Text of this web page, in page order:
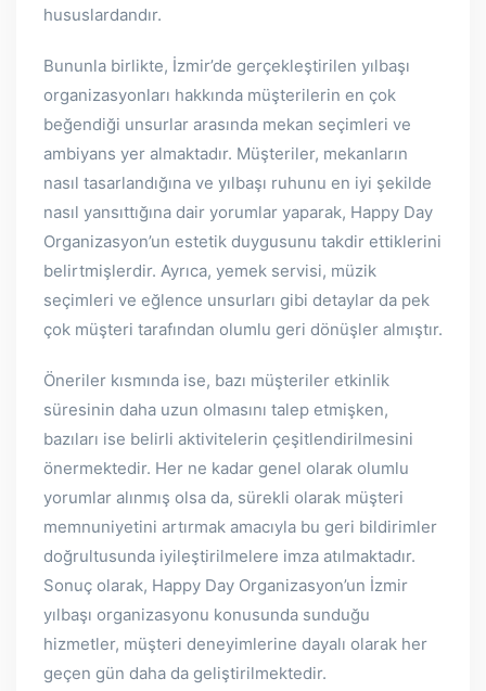
hususlardandır.
Bununla birlikte, İzmir’de gerçekleştirilen yılbaşı
organizasyonları hakkında müşterilerin en çok
beğendiği unsurlar arasında mekan seçimleri ve
ambiyans yer almaktadır. Müşteriler, mekanların
nasıl tasarlandığına ve yılbaşı ruhunu en iyi şekilde
nasıl yansıttığına dair yorumlar yaparak, Happy Day
Organizasyon’un estetik duygusunu takdir ettiklerini
belirtmişlerdir. Ayrıca, yemek servisi, müzik
seçimleri ve eğlence unsurları gibi detaylar da pek
çok müşteri tarafından olumlu geri dönüşler almıştır.
Öneriler kısmında ise, bazı müşteriler etkinlik
süresinin daha uzun olmasını talep etmişken,
bazıları ise belirli aktivitelerin çeşitlendirilmesini
önermektedir. Her ne kadar genel olarak olumlu
yorumlar alınmış olsa da, sürekli olarak müşteri
memnuniyetini artırmak amacıyla bu geri bildirimler
doğrultusunda iyileştirilmelere imza atılmaktadır.
Sonuç olarak, Happy Day Organizasyon’un İzmir
yılbaşı organizasyonu konusunda sunduğu
hizmetler, müşteri deneyimlerine dayalı olarak her
geçen gün daha da geliştirilmektedir.